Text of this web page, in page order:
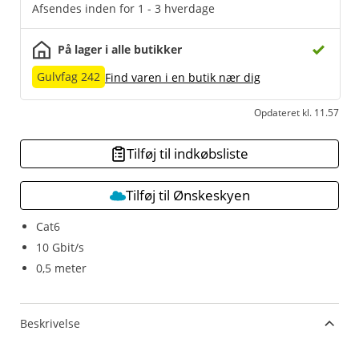
Cat6
10 Gbit/s
0,5 meter
Afsendes inden for 1 - 3 hverdage
På lager i alle butikker
Gulvfag 242 Find varen i en butik nær dig
Opdateret kl. 11.57
Tilføj til indkøbsliste
Tilføj til Ønskeskyen
Beskrivelse